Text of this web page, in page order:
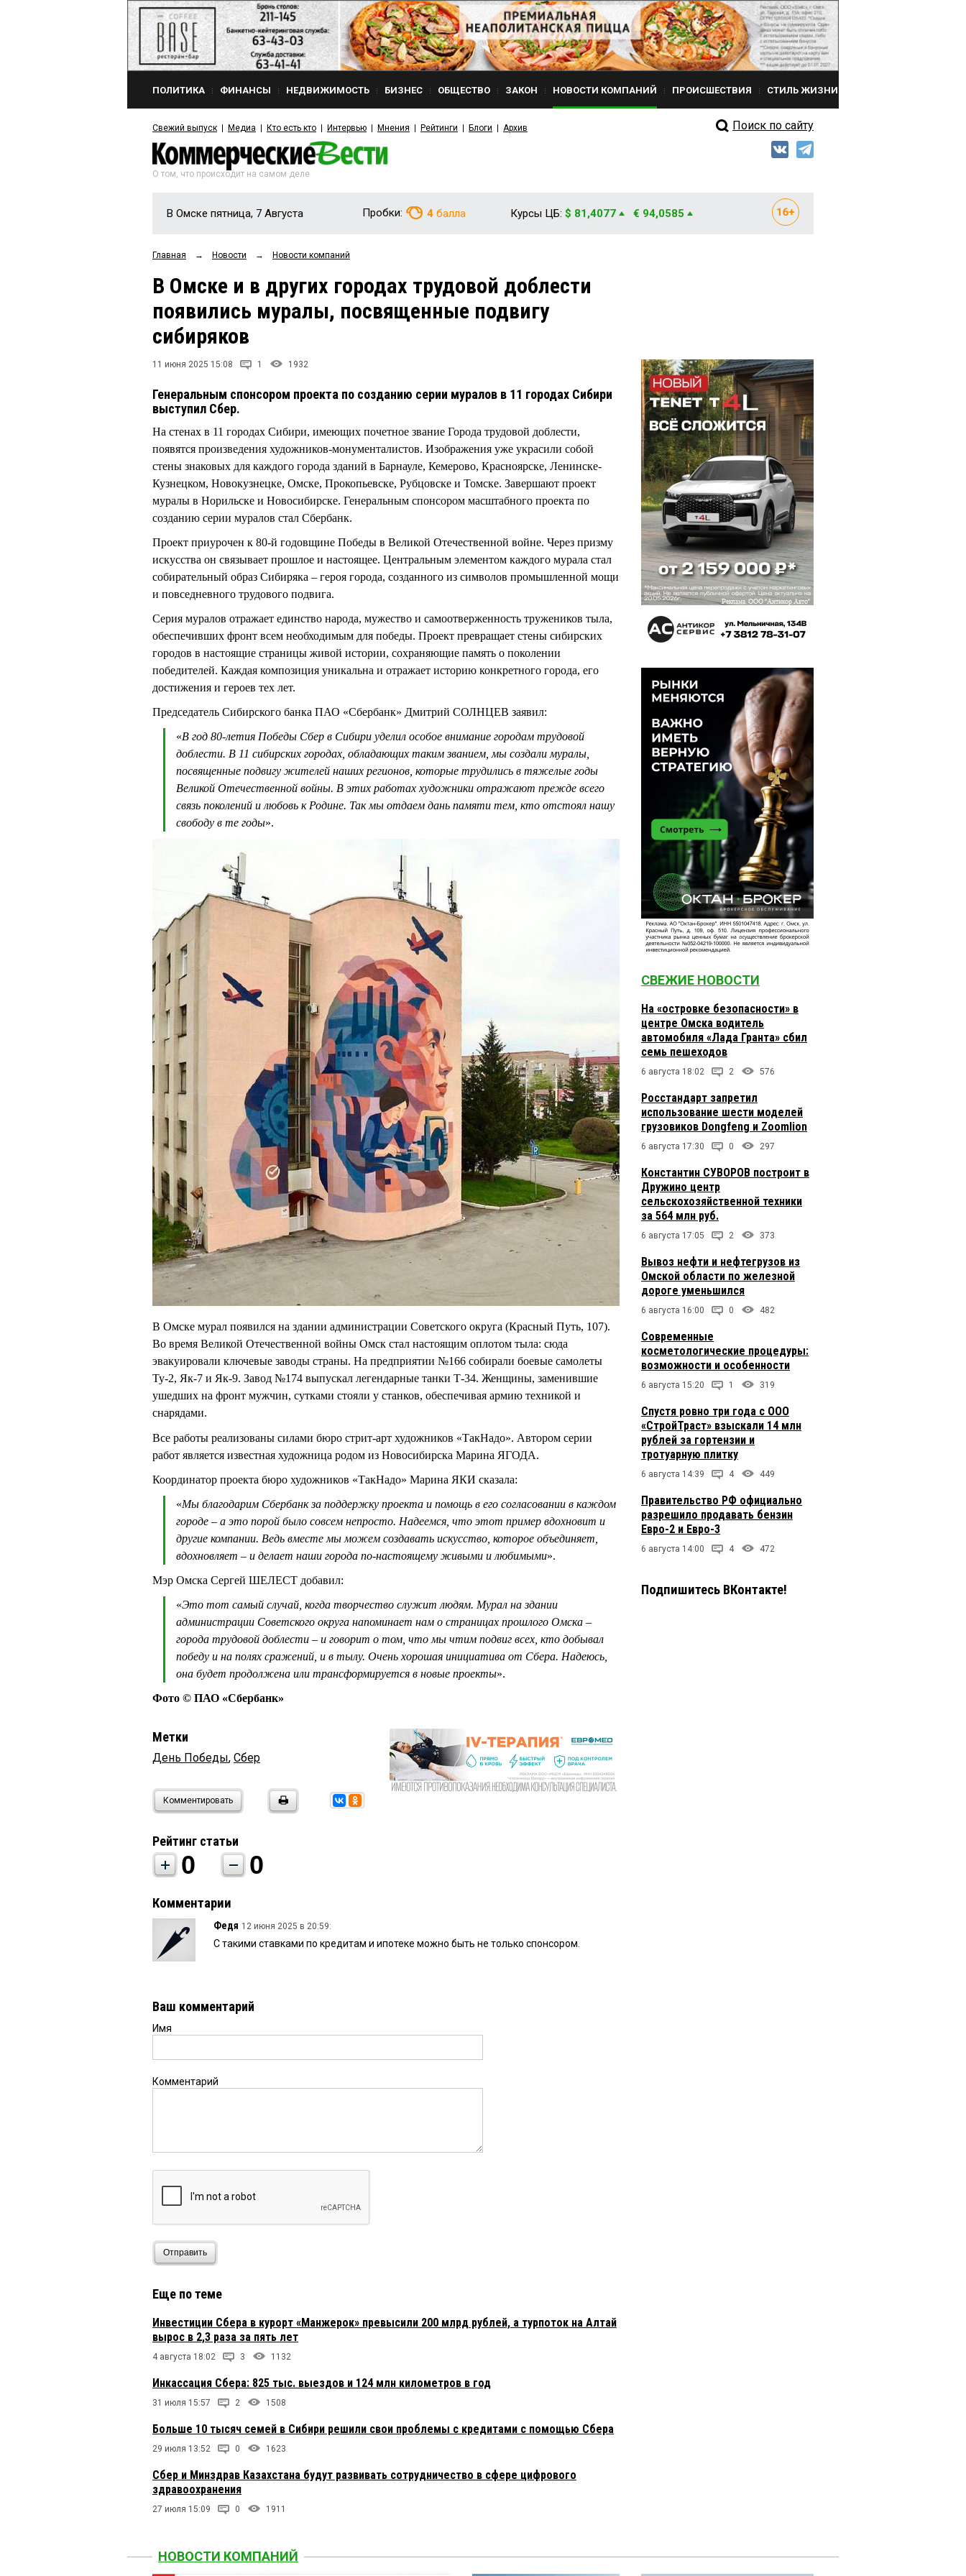
ПОЛИТИКА ФИНАНСЫ НЕДВИЖИМОСТЬ БИЗНЕС ОБЩЕСТВО ЗАКОН НОВОСТИ КОМПАНИЙ ПРОИСШЕСТВИЯ СТИЛЬ ЖИЗНИ
Свежий выпуск Медиа Кто есть кто Интервью Мнения Рейтинги Блоги Архив Поиск по сайту
О том, что происходит на самом деле
В Омске пятница, 7 Августа Пробки: 4 балла Курсы ЦБ: $ 81,4077 € 94,0585
Главная → Новости → Новости компаний
В Омске и в других городах трудовой доблести
появились муралы, посвященные подвигу
сибиряков
11 июня 2025 15:08 1 1932
Генеральным спонсором проекта по созданию серии муралов в 11 городах Сибири
выступил Сбер.
На стенах в 11 городах Сибири, имеющих почетное звание Города трудовой доблести,
появятся произведения художников-монументалистов. Изображения уже украсили собой
стены знаковых для каждого города зданий в Барнауле, Кемерово, Красноярске, Ленинске-
Кузнецком, Новокузнецке, Омске, Прокопьевске, Рубцовске и Томске. Завершают проект
муралы в Норильске и Новосибирске. Генеральным спонсором масштабного проекта по
созданию серии муралов стал Сбербанк.
Проект приурочен к 80-й годовщине Победы в Великой Отечественной войне. Через призму
искусства он связывает прошлое и настоящее. Центральным элементом каждого мурала стал
собирательный образ Сибиряка – героя города, созданного из символов промышленной мощи
и повседневного трудового подвига.
Серия муралов отражает единство народа, мужество и самоотверженность тружеников тыла,
обеспечивших фронт всем необходимым для победы. Проект превращает стены сибирских
городов в настоящие страницы живой истории, сохраняющие память о поколении
победителей. Каждая композиция уникальна и отражает историю конкретного города, его
достижения и героев тех лет.
Председатель Сибирского банка ПАО «Сбербанк» Дмитрий СОЛНЦЕВ заявил:
«В год 80-летия Победы Сбер в Сибири уделил особое внимание городам трудовой
доблести. В 11 сибирских городах, обладающих таким званием, мы создали муралы,
посвященные подвигу жителей наших регионов, которые трудились в тяжелые годы
Великой Отечественной войны. В этих работах художники отражают прежде всего
связь поколений и любовь к Родине. Так мы отдаем дань памяти тем, кто отстоял нашу
свободу в те годы».
В Омске мурал появился на здании администрации Советского округа (Красный Путь, 107).
Во время Великой Отечественной войны Омск стал настоящим оплотом тыла: сюда
эвакуировали ключевые заводы страны. На предприятии №166 собирали боевые самолеты
Ту-2, Як-7 и Як-9. Завод №174 выпускал легендарные танки Т-34. Женщины, заменившие
ушедших на фронт мужчин, сутками стояли у станков, обеспечивая армию техникой и
снарядами.
Все работы реализованы силами бюро стрит-арт художников «ТакНадо». Автором серии
работ является известная художница родом из Новосибирска Марина ЯГОДА.
Координатор проекта бюро художников «ТакНадо» Марина ЯКИ сказала:
«Мы благодарим Сбербанк за поддержку проекта и помощь в его согласовании в каждом
городе – а это порой было совсем непросто. Надеемся, что этот пример вдохновит и
другие компании. Ведь вместе мы можем создавать искусство, которое объединяет,
вдохновляет – и делает наши города по-настоящему живыми и любимыми».
Мэр Омска Сергей ШЕЛЕСТ добавил:
«Это тот самый случай, когда творчество служит людям. Мурал на здании
администрации Советского округа напоминает нам о страницах прошлого Омска –
города трудовой доблести – и говорит о том, что мы чтим подвиг всех, кто добывал
победу и на полях сражений, и в тылу. Очень хорошая инициатива от Сбера. Надеюсь,
она будет продолжена или трансформируется в новые проекты».
Фото © ПАО «Сбербанк»
Метки
День Победы, Сбер
Комментировать
Рейтинг статьи
0 0
Комментарии
Федя 12 июня 2025 в 20:59:
С такими ставками по кредитам и ипотеке можно быть не только спонсором.
Ваш комментарий
Имя
Комментарий
Отправить
Еще по теме
Инвестиции Сбера в курорт «Манжерок» превысили 200 млрд рублей, а турпоток на Алтай
вырос в 2,3 раза за пять лет
4 августа 18:02 3 1132
Инкассация Сбера: 825 тыс. выездов и 124 млн километров в год
31 июля 15:57 2 1508
Больше 10 тысяч семей в Сибири решили свои проблемы с кредитами с помощью Сбера
29 июля 13:52 0 1623
Сбер и Минздрав Казахстана будут развивать сотрудничество в сфере цифрового
здравоохранения
27 июля 15:09 0 1911
СВЕЖИЕ НОВОСТИ
На «островке безопасности» в
центре Омска водитель
автомобиля «Лада Гранта» сбил
семь пешеходов
6 августа 18:02 2 576
Росстандарт запретил
использование шести моделей
грузовиков Dongfeng и Zoomlion
6 августа 17:30 0 297
Константин СУВОРОВ построит в
Дружино центр
сельскохозяйственной техники
за 564 млн руб.
6 августа 17:05 2 373
Вывоз нефти и нефтегрузов из
Омской области по железной
дороге уменьшился
6 августа 16:00 0 482
Современные
косметологические процедуры:
возможности и особенности
6 августа 15:20 1 319
Спустя ровно три года с ООО
«СтройТраст» взыскали 14 млн
рублей за гортензии и
тротуарную плитку
6 августа 14:39 4 449
Правительство РФ официально
разрешило продавать бензин
Евро-2 и Евро-3
6 августа 14:00 4 472
Подпишитесь ВКонтакте!
НОВОСТИ КОМПАНИЙ